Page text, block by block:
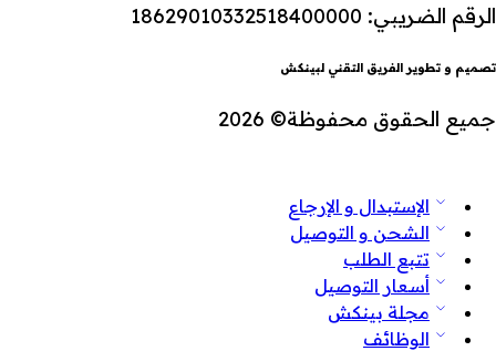
الرقم الضريبي: 18629010332518400000
تصميم و تطوير الفريق التقني لبينكش
جميع الحقوق محفوظة© 2026
الإستبدال و الإرجاع
الشحن و التوصيل
تتبع الطلب
أسعار التوصيل
مجلة بينكش
الوظائف